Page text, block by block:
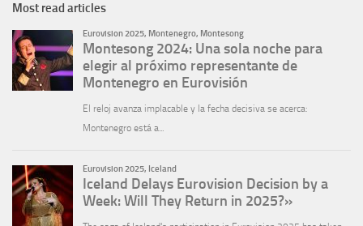
Most read articles